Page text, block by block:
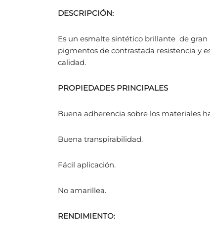
DESCRIPCIÓN:
Es un esmalte sintético brillante de gran
pigmentos de contrastada resistencia y
calidad.
PROPIEDADES PRINCIPALES
Buena adherencia sobre los materiales
Buena transpirabilidad.
Fácil aplicación.
No amarillea.
RENDIMIENTO: